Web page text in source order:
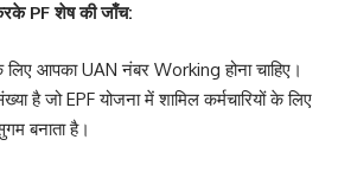
PF शेष की जाँच:
आपका UAN नंबर Working होना चाहिए।
है जो EPF योजना में शामिल कर्मचारियों के लिए
बनाता है।